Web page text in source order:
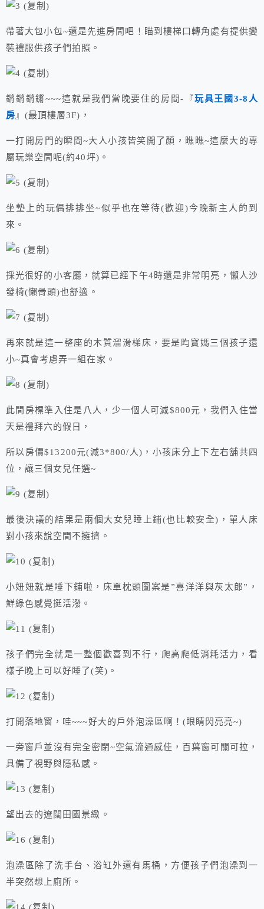
帶著大包小包~還是先進房間吧！瞄到樓梯口轉角處有提供變
裝禮服供孩子們拍照。
鏘鏘鏘鏘~~~這就是我們當晚要住的房間-『玩具王國3-8人
房』(最頂樓層3F)，
一打開房門的瞬間~大人小孩皆笑開了顏，瞧瞧~這麼大的專
屬玩樂空間呢(約40坪)。
坐墊上的玩偶排排坐~似乎也在等待(歡迎)今晚新主人的到
來。
採光很好的小客廳，就算已經下午4時還是非常明亮，懶人沙
發椅(懶骨頭)也舒適。
再來就是這一整座的木質溜滑梯床，要是昀寶媽三個孩子還
小~真會考慮弄一組在家。
此間房標準入住是八人，少一個人可減$800元，我們入住當
天是禮拜六的假日，
所以房價$13200元(減3*800/人)，小孩床分上下左右舖共四
位，讓三個女兒任選~
最後決議的結果是兩個大女兒睡上鋪(也比較安全)，單人床
對小孩來說空間不擁擠。
小妞妞就是睡下鋪啦，床單枕頭圖案是”喜洋洋與灰太郎”，
鮮綠色感覺挺活潑。
孩子們完全就是一整個歡喜到不行，爬高爬低消耗活力，看
樣子晚上可以好睡了(笑)。
打開落地窗，哇~~~好大的戶外泡澡區啊！(眼睛閃亮亮~)
一旁窗戶並沒有完全密閉~空氣流通感佳，百葉窗可關可拉，
具備了視野與隱私感。
望出去的遼闊田園景緻。
泡澡區除了洗手台、浴缸外還有馬桶，方便孩子們泡澡到一
半突然想上廁所。